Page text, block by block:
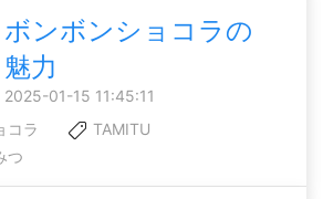
ボンボンショコラの
魅力
2025-01-15 11:45:11
コラ
TAMITU
つ